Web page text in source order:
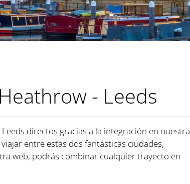
- Leeds
directos gracias a la integración en nuestra
entre estas dos fantásticas ciudades,
web, podrás combinar cualquier trayecto en